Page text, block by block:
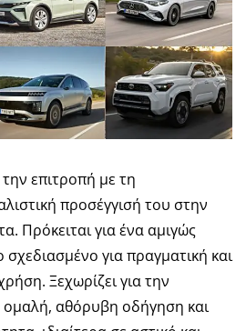
επιτροπή με τη
προσέγγισή του στην
Πρόκειται για ένα αμιγώς
σχεδιασμένο για πραγματική και
Ξεχωρίζει για την
ομαλή, αθόρυβη οδήγηση και